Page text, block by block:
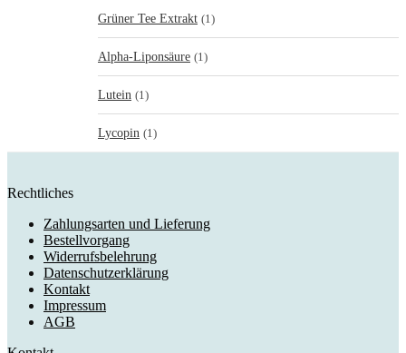
Grüner Tee Extrakt (1)
Alpha-Liponsäure (1)
Lutein (1)
Lycopin (1)
Rechtliches
Zahlungsarten und Lieferung
Bestellvorgang
Widerrufsbelehrung
Datenschutzerklärung
Kontakt
Impressum
AGB